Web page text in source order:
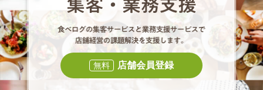
食べログの集
無料 店舗会員登録